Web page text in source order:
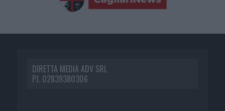
DIRETTA MEDIA ADV SRL
P.I. 02839380306